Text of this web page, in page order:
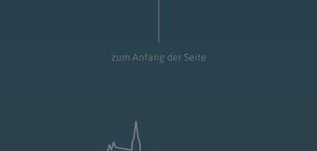
zum Anfang der Seite